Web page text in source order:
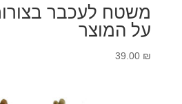
משטח לעכבר
על המוצר
39.00 ₪